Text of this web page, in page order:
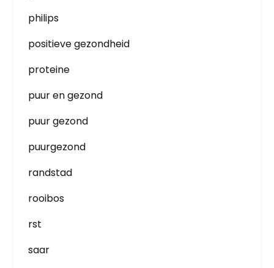
philips
positieve gezondheid
proteine
puur en gezond
puur gezond
puurgezond
randstad
rooibos
rst
saar